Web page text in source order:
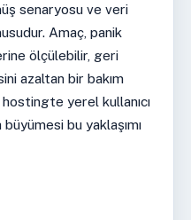
senaryosu ve veri
Amaç, panik
ölçülebilir, geri
azaltan bir bakım
hostingte yerel kullanıcı
büyümesi bu yaklaşımı